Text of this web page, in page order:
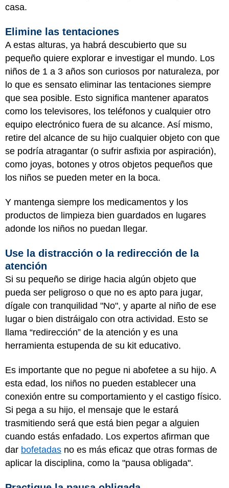
casa.
Elimine las tentaciones
A estas alturas, ya habrá descubierto que su
pequeño quiere explorar e investigar el mundo. Los
niños de 1 a 3 años son curiosos por naturaleza, por
lo que es sensato eliminar las tentaciones siempre
que sea posible. Esto significa mantener aparatos
como los televisores, los teléfonos y cualquier otro
equipo electrónico fuera de su alcance. Así mismo,
retire del alcance de su hijo cualquier objeto con que
se podría atragantar (o sufrir asfixia por aspiración),
como joyas, botones y otros objetos pequeños que
los niños se pueden meter en la boca.
Y mantenga siempre los medicamentos y los
productos de limpieza bien guardados en lugares
adonde los niños no puedan llegar.
Use la distracción o la redirección de la
atención
Si su pequeño se dirige hacia algún objeto que
pueda ser peligroso o que no es apto para jugar,
dígale con tranquilidad "No", y aparte al niño de ese
lugar o bien distráigalo con otra actividad. Esto se
llama “redirección” de la atención y es una
herramienta estupenda de su kit educativo.
Es importante que no pegue ni abofetee a su hijo. A
esta edad, los niños no pueden establecer una
conexión entre su comportamiento y el castigo físico.
Si pega a su hijo, el mensaje que le estará
trasmitiendo será que está bien pegar a alguien
cuando estás enfadado. Los expertos afirman que
dar bofetadas no es más eficaz que otras formas de
aplicar la disciplina, como la "pausa obligada".